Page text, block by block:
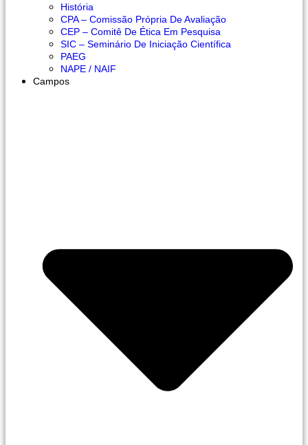
História
CPA – Comissão Própria De Avaliação
CEP – Comitê De Ética Em Pesquisa
SIC – Seminário De Iniciação Científica
PAEG
NAPE / NAIF
Campos